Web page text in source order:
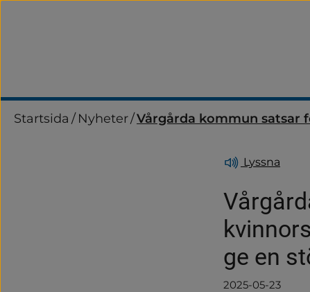
Startsida / Nyheter/Vårgårda kommun satsar
Lyssna
ge en
2025-05-23